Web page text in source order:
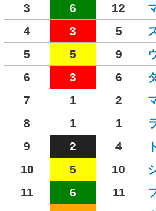
3
6 12
4
3 5
5
5 9
6
3 6
7
1 2
8
1 1
9
2 4
10
5 10
11
6 11